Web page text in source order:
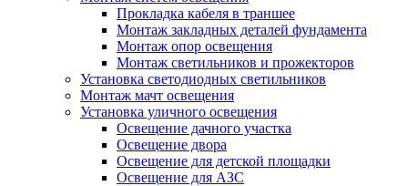
Прокладка кабеля в траншее
Монтаж закладных деталей фундамента
Монтаж опор освещения
Монтаж светильников и прожекторов
Установка светодиодных светильников
Монтаж мачт освещения
Установка уличного освещения
Освещение дачного участка
Освещение двора
Освещение для детской площадки
Освещение для АЗС